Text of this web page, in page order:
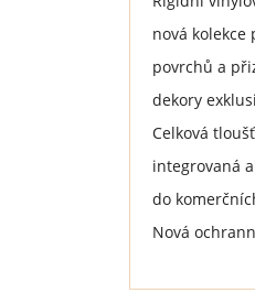
nová
povrchů a
dekory
Celková
integrovaná
do
Nová